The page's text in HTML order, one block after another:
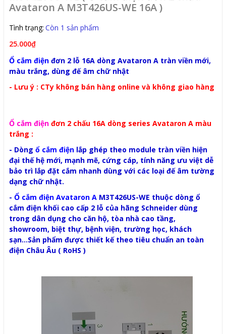
Avataron A M3T426US-WE 16A )
Tình trạng: Còn 1 sản phẩm
25.000₫
Ổ cắm điện đơn 2 lỗ 16A dòng Avataron A tràn viền mới,
màu trắng, dùng đế âm chữ nhật
- Lưu ý : CTy không bán hàng online và không giao hàng
Ổ cắm điện đơn 2 chấu 16A dòng series Avataron A màu
trắng :
- Dòng ổ cắm điện lắp ghép theo module tràn viền hiện
đại thế hệ mới, mạnh mẽ, cứng cáp, tính năng ưu việt dễ
bảo trì lắp đặt cắm nhanh dùng với các loại đế âm tường
dạng chữ nhật.
- Ổ cắm điện Avataron A M3T426US-WE thuộc dòng ổ
cắm điện khối cao cấp 2 lỗ của hãng Schneider dùng
trong dân dụng cho căn hộ, tòa nhà cao tầng,
showroom, biệt thự, bệnh viện, trường học, khách
sạn...Sản phẩm được thiết kế theo tiêu chuẩn an toàn
điện Châu Âu ( RoHS )